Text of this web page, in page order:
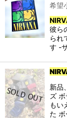
並び順:
カテゴリ:
特集:
希望
彼ら
られ
す -
新品
ズ
もい
た